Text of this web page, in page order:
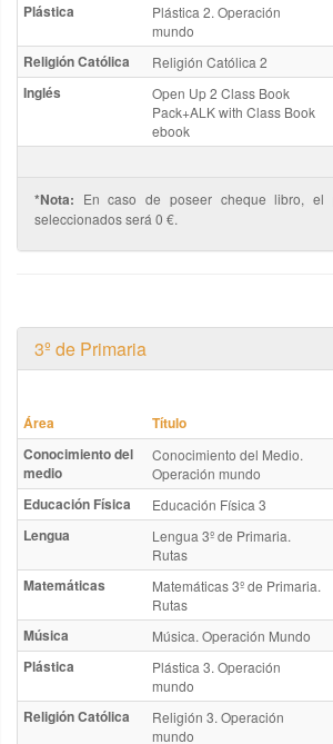
Plástica
Plástica 2. Operación
mundo
Religión Católica Religión Católica 2
Inglés
Open Up 2 Class Book
Pack+ALK with Class Book
ebook
*Nota: En caso de poseer cheque libro, el
seleccionados será 0 €.
3º de Primaria
Área Título
Conocimiento del
medio
Conocimiento del Medio.
Operación mundo
Educación Física Educación Física 3
Lengua
Lengua 3º de Primaria.
Rutas
Matemáticas
Matemáticas 3º de Primaria.
Rutas
Música Música. Operación Mundo
Plástica
Plástica 3. Operación
mundo
Religión Católica
Religión 3. Operación
mundo